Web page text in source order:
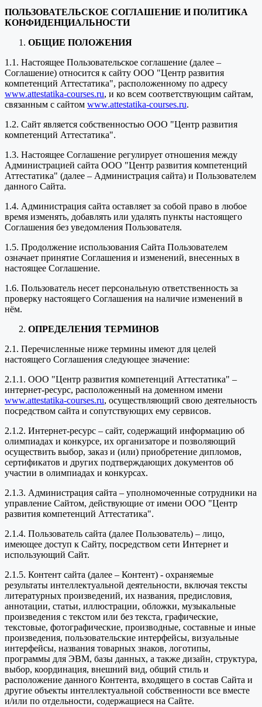
ПОЛЬЗОВАТЕЛЬСКОЕ СОГЛАШЕНИЕ И ПОЛИТИКА
КОНФИДЕНЦИАЛЬНОСТИ
ОБЩИЕ ПОЛОЖЕНИЯ
1.1. Настоящее Пользовательское соглашение (далее –
Соглашение) относится к сайту ООО "Центр развития
компетенций Аттестатика", расположенному по адресу
www.attestatika-courses.ru, и ко всем соответствующим сайтам,
связанным с сайтом www.attestatika-courses.ru.
1.2. Сайт является собственностью ООО "Центр развития
компетенций Аттестатика".
1.3. Настоящее Соглашение регулирует отношения между
Администрацией сайта ООО "Центр развития компетенций
Аттестатика" (далее – Администрация сайта) и Пользователем
данного Сайта.
1.4. Администрация сайта оставляет за собой право в любое
время изменять, добавлять или удалять пункты настоящего
Соглашения без уведомления Пользователя.
1.5. Продолжение использования Сайта Пользователем
означает принятие Соглашения и изменений, внесенных в
настоящее Соглашение.
1.6. Пользователь несет персональную ответственность за
проверку настоящего Соглашения на наличие изменений в
нём.
ОПРЕДЕЛЕНИЯ ТЕРМИНОВ
2.1. Перечисленные ниже термины имеют для целей
настоящего Соглашения следующее значение:
2.1.1. ООО "Центр развития компетенций Аттестатика" –
интернет-ресурс, расположенный на доменном имени
www.attestatika-courses.ru, осуществляющий свою деятельность
посредством сайта и сопутствующих ему сервисов.
2.1.2. Интернет-ресурс – сайт, содержащий информацию об
олимпиадах и конкурсе, их организаторе и позволяющий
осуществить выбор, заказ и (или) приобретение дипломов,
сертификатов и других подтверждающих документов об
участии в олимпиадах и конкурсах.
2.1.3. Администрация сайта – уполномоченные сотрудники на
управление Сайтом, действующие от имени ООО "Центр
развития компетенций Аттестатика".
2.1.4. Пользователь сайта (далее Пользователь) – лицо,
имеющее доступ к Сайту, посредством сети Интернет и
использующий Сайт.
2.1.5. Контент сайта (далее – Контент) - охраняемые
результаты интеллектуальной деятельности, включая тексты
литературных произведений, их названия, предисловия,
аннотации, статьи, иллюстрации, обложки, музыкальные
произведения с текстом или без текста, графические,
текстовые, фотографические, производные, составные и иные
произведения, пользовательские интерфейсы, визуальные
интерфейсы, названия товарных знаков, логотипы,
программы для ЭВМ, базы данных, а также дизайн, структура,
выбор, координация, внешний вид, общий стиль и
расположение данного Контента, входящего в состав Сайта и
другие объекты интеллектуальной собственности все вместе
и/или по отдельности, содержащиеся на Сайте.